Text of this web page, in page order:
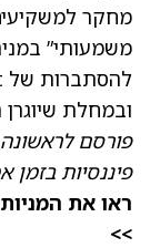
מחקר
משמעותי”
ובמחלת
פורסם
פיננסיות
>>